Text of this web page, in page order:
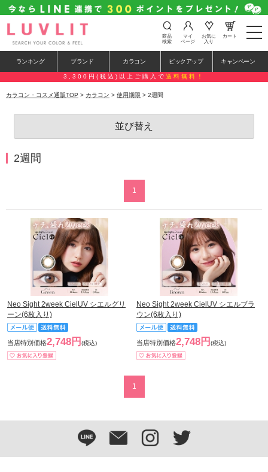
t
o
e
n
t
商品
検索
マイ
ページ
お気に
入り
カート
ランキング ブランド カラコン ピックアップ キャンペーン
3,300円(税込)以上ご購入で 送料無料！
カラコン・コスメ通販TOP > カラコン > 使用期限 > 2週間
並び替え
2週間
1
Neo Sight 2week CielUV シエルグリ
ーン(6枚入り)
当店特別価格2,748円 (税込)
Neo Sight 2week CielUV シエルブラ
ウン(6枚入り)
当店特別価格2,748円 (税込)
1